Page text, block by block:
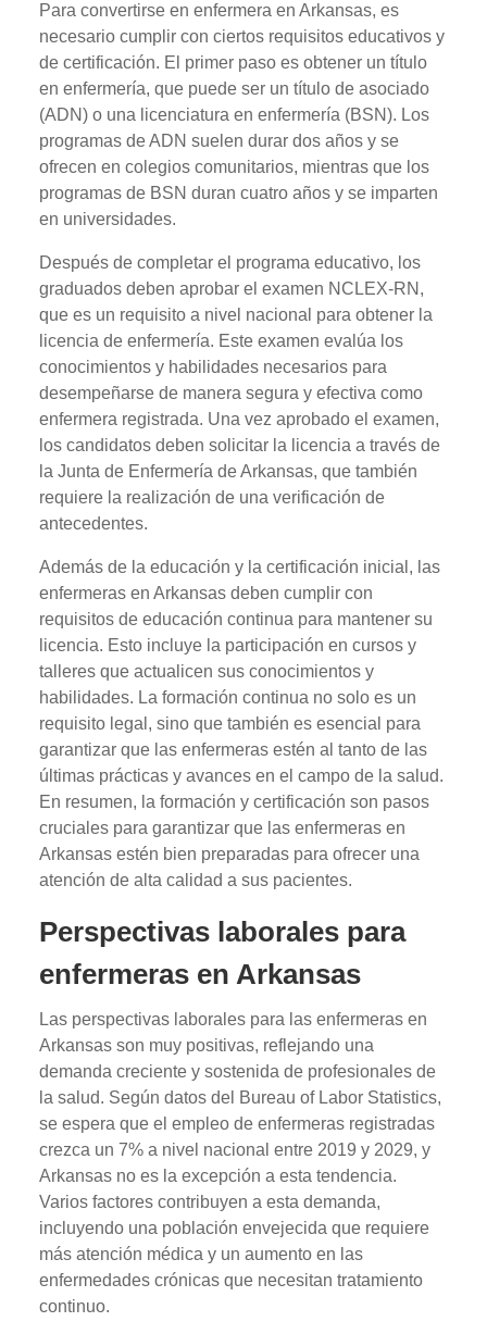
Para convertirse en enfermera en Arkansas, es
necesario cumplir con ciertos requisitos educativos y
de certificación. El primer paso es obtener un título
en enfermería, que puede ser un título de asociado
(ADN) o una licenciatura en enfermería (BSN). Los
programas de ADN suelen durar dos años y se
ofrecen en colegios comunitarios, mientras que los
programas de BSN duran cuatro años y se imparten
en universidades.
Después de completar el programa educativo, los
graduados deben aprobar el examen NCLEX-RN,
que es un requisito a nivel nacional para obtener la
licencia de enfermería. Este examen evalúa los
conocimientos y habilidades necesarios para
desempeñarse de manera segura y efectiva como
enfermera registrada. Una vez aprobado el examen,
los candidatos deben solicitar la licencia a través de
la Junta de Enfermería de Arkansas, que también
requiere la realización de una verificación de
antecedentes.
Además de la educación y la certificación inicial, las
enfermeras en Arkansas deben cumplir con
requisitos de educación continua para mantener su
licencia. Esto incluye la participación en cursos y
talleres que actualicen sus conocimientos y
habilidades. La formación continua no solo es un
requisito legal, sino que también es esencial para
garantizar que las enfermeras estén al tanto de las
últimas prácticas y avances en el campo de la salud.
En resumen, la formación y certificación son pasos
cruciales para garantizar que las enfermeras en
Arkansas estén bien preparadas para ofrecer una
atención de alta calidad a sus pacientes.
Perspectivas laborales para
enfermeras en Arkansas
Las perspectivas laborales para las enfermeras en
Arkansas son muy positivas, reflejando una
demanda creciente y sostenida de profesionales de
la salud. Según datos del Bureau of Labor Statistics,
se espera que el empleo de enfermeras registradas
crezca un 7% a nivel nacional entre 2019 y 2029, y
Arkansas no es la excepción a esta tendencia.
Varios factores contribuyen a esta demanda,
incluyendo una población envejecida que requiere
más atención médica y un aumento en las
enfermedades crónicas que necesitan tratamiento
continuo.